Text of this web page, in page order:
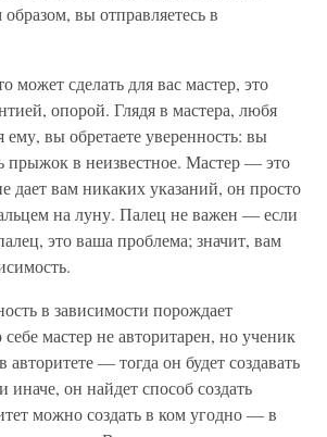
вы отправляетесь в
может сделать для вас мастер, это
опорой. Глядя в мастера, любя
ему, вы обретаете уверенность: вы
прыжок в неизвестное. Мастер — это
дает вам никаких указаний, он просто
на луну. Палец не важен — если
это ваша проблема; значит, вам
в зависимости порождает
мастер не авторитарен, но ученик
— тогда он будет создавать
иначе, он найдет способ создать
можно создать в ком угодно — в